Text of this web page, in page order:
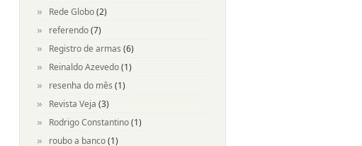
Rede Globo(2)
referendo(7)
Registro de armas (6)
Reinaldo Azevedo(1)
resenha do mês (1)
Revista Veja (3)
Rodrigo Constantino(1)
roubo a banco(1)